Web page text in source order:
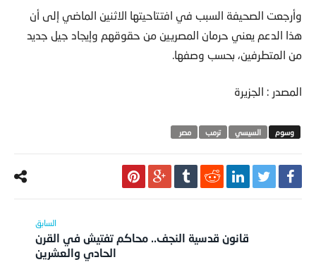
وأرجعت الصحيفة السبب في افتتاحيتها الاثنين الماضي إلى أن
هذا الدعم يعني حرمان المصريين من حقوقهم وإيجاد جيل جديد
من المتطرفين، بحسب وصفها.
المصدر : الجزيرة
السيسي ترمب مصر‬ ‫
قانون قدسية النجف.. محاكم تفتيش في القرن
الحادي والعشرين